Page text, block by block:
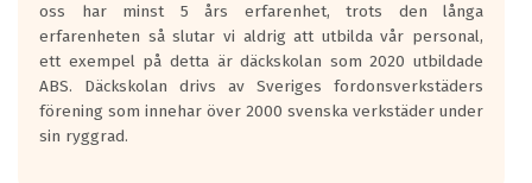
oss har minst 5 års erfarenhet, trots den långa
erfarenheten så slutar vi aldrig att utbilda vår personal,
ett exempel på detta är däckskolan som 2020 utbildade
ABS. Däckskolan drivs av Sveriges fordonsverkstäders
förening som innehar över 2000 svenska verkstäder under
sin ryggrad.